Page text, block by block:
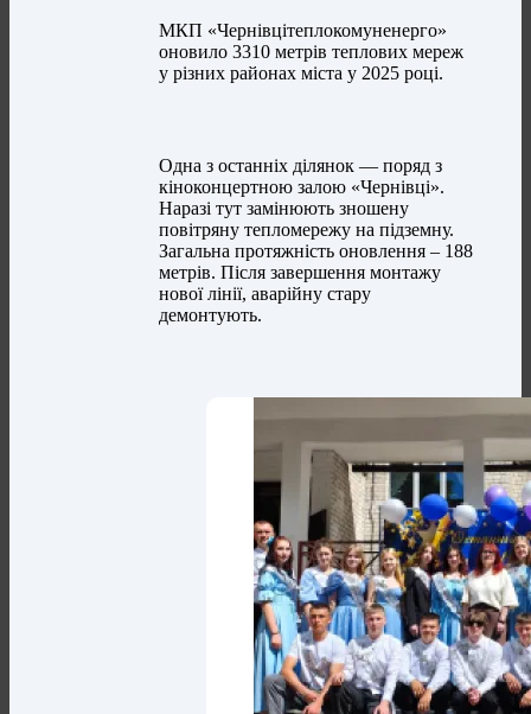
МКП «Чернівцітеплокомуненерго»
оновило 3310 метрів теплових мереж
у різних районах міста у 2025 році.
Одна з останніх ділянок — поряд з
кіноконцертною залою «Чернівці».
Наразі тут замінюють зношену
повітряну тепломережу на підземну.
Загальна протяжність оновлення – 188
метрів. Після завершення монтажу
нової лінії, аварійну стару
демонтують.